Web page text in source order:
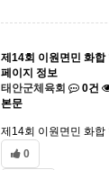
제14회 이원면민 화
페이지 정보
태안군체육회
0건
본문
제14회 이원면민 화
0